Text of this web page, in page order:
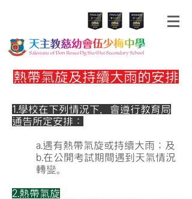
熱帶氣旋及持續大雨的安排
1.學校在下列情況下，會遵行教育局
通告所定安排：
a.遇有熱帶氣旋或持續大雨；及
b.在公開考試期間遇到天氣情況
轉變。
2.熱帶氣旋